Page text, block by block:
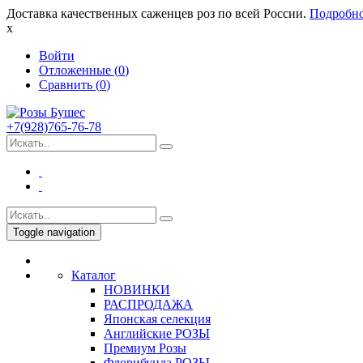
Доставка качественных саженцев роз по всей России.
x
Войти
Отложенные (0)
Сравнить (0)
+7(928)765-76-78
Toggle navigation
Каталог
НОВИНКИ
РАСПРОДАЖА
Японская селекция
Английские РОЗЫ
Премиум Розы